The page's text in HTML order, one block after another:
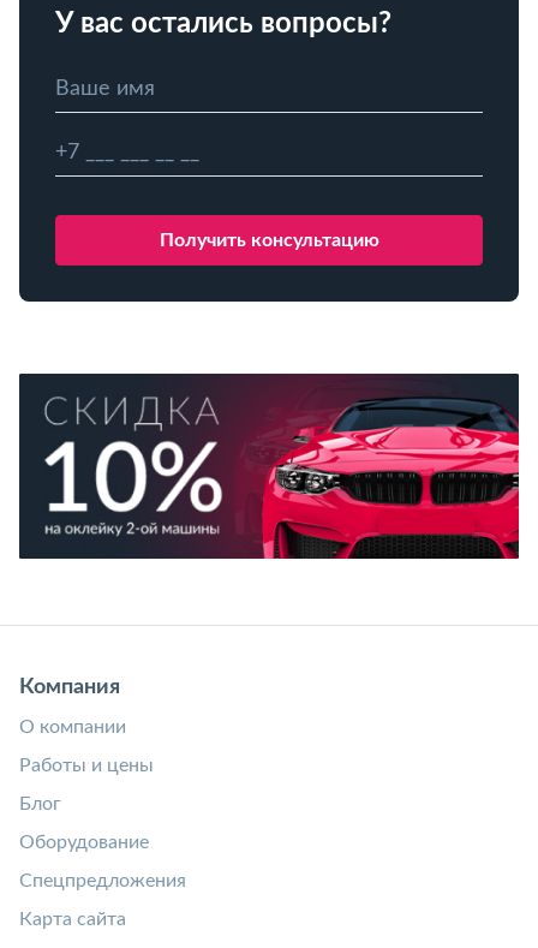
У вас остались вопросы?
Компания
О компании
Работы и цены
Блог
Оборудование
Спецпредложения
Карта сайта